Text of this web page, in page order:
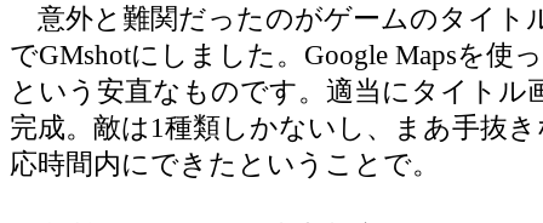
意外と難関だったのがゲームのタイト
でGMshotにしました。Google Mapsを使
という安直なものです。適当にタイトル
完成。敵は1種類しかないし、まあ手抜
応時間内にできたということで。